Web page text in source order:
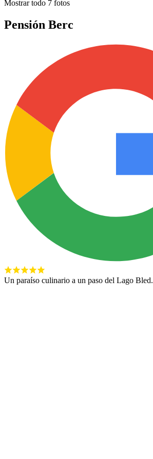
Mostrar todo 7 fotos
Pensión Berc
Un paraíso culinario a un paso del Lago Bled.